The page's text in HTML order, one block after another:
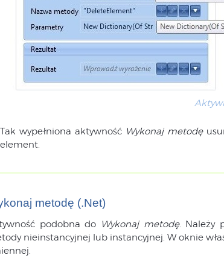
Tak wypełniona aktywność Wykonaj metodę
element.
metodę (.Net)
podobna do Wykonaj metodę. Należy
nieinstancyjnej lub instancyjnej. W oknie